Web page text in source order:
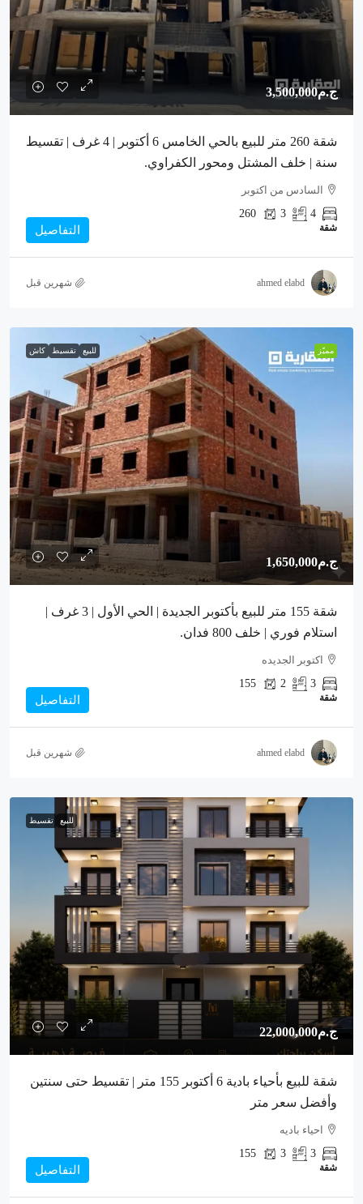
ج.م3,500,000
شقة 260 متر للبيع بالحي الخامس 6 أكتوبر | 4 غرف | تقسيط
سنة | خلف المشتل ومحور الكفراوي.
السادس من اكتوبر
4
3
260
شقة التفاصيل
ahmed elabd ‏شهرين قبل
مميّز للبيع تقسيط كاش
ج.م1,650,000
شقة 155 متر للبيع بأكتوبر الجديدة | الحي الأول | 3 غرف |
استلام فوري | خلف 800 فدان.
اكتوبر الجديده
3
2
155
شقة التفاصيل
ahmed elabd ‏شهرين قبل
للبيع تقسيط
ج.م22,000,000
شقة للبيع بأحياء بادية 6 أكتوبر 155 متر | تقسيط حتى سنتين
وأفضل سعر متر
احياء باديه
3
3
155
شقة التفاصيل